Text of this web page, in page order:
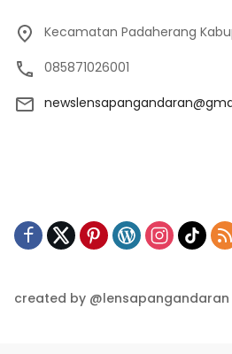
Kecamatan Padaherang
085871026001
created by @lensapangandaran